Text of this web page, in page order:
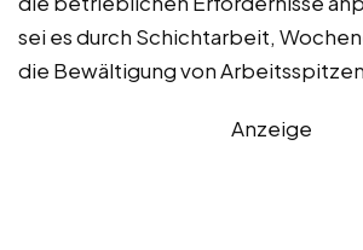
sei es durch Schichtarbeit,
die Bewältigung von
Anzeige